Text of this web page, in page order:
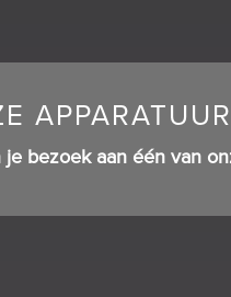
je bezoek aan één van